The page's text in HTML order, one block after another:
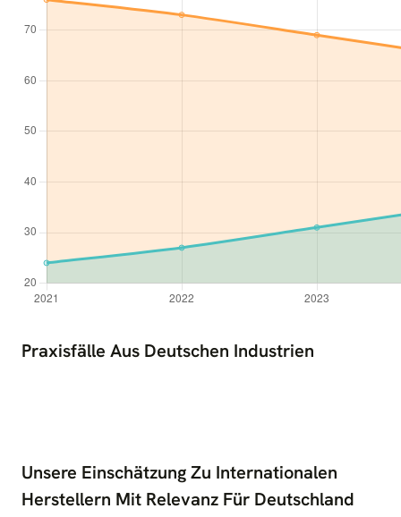
Praxisfälle Aus Deutschen Industrien
Unsere Einschätzung Zu Internationalen
Herstellern Mit Relevanz Für Deutschland